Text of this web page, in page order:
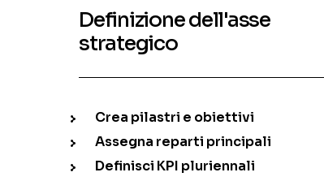
Definizione dell'asse
strategico
Crea pilastri e obiettivi
Assegna reparti principali
Definisci KPI pluriennali